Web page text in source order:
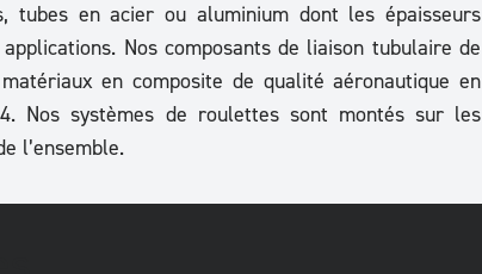
tubes en acier ou aluminium dont les épaisseurs
Nos composants de liaison tubulaire de
en composite de qualité aéronautique en
Nos systèmes de roulettes sont montés sur les
l’ensemble.